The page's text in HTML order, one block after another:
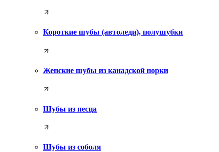
Короткие шубы (автоледи), полушубки
Женские шубы из канадской норки
Шубы из песца
Шубы из соболя